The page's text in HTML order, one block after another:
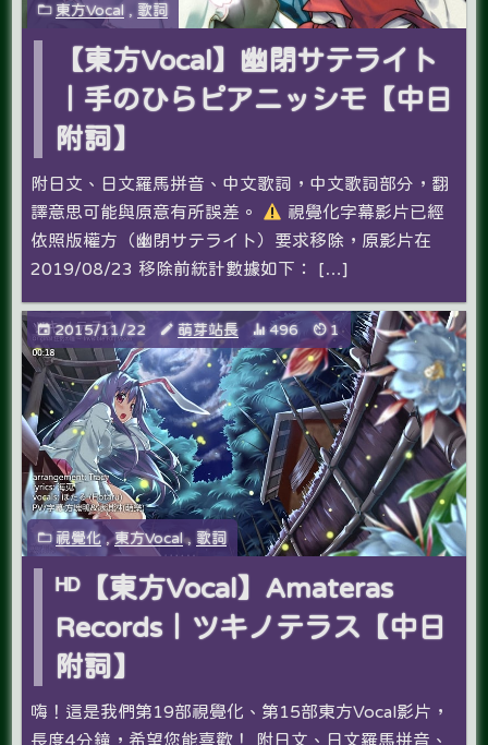
東方Vocal , 歌詞
【東方Vocal】幽閉サテライト
｜手のひらピアニッシモ【中日
附詞】
附日文、日文羅馬拼音、中文歌詞，中文歌詞部分，翻
譯意思可能與原意有所誤差。
視覺化字幕影片已經
依照版權方（幽閉サテライト）要求移除，原影片在
2019/08/23 移除前統計數據如下： […]
2015/11/22 萌芽站長 496 1
視覺化,東方Vocal, 歌詞
ᴴᴰ【東方Vocal】Amateras
Records｜ツキノテラス【中日
附詞】
嗨！這是我們第19部視覺化、第15部東方Vocal影片，
長度4分鐘，希望您能喜歡！ 附日文、日文羅馬拼音、